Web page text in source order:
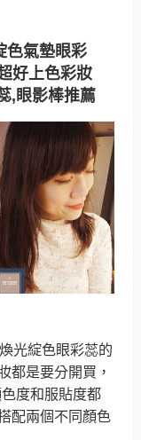
色氣墊眼彩
好上色彩妝
,眼影棒推薦
光綻色眼彩蕊的
都是要分開買，
度和服貼度都
配兩個不同顏色